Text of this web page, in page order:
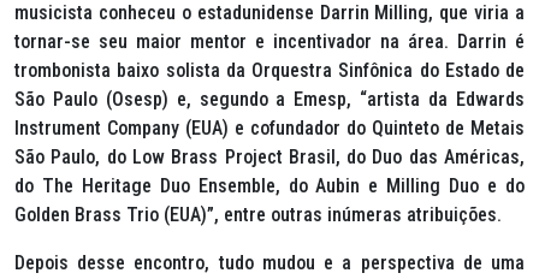
musicista conheceu o estadunidense Darrin Milling, que viria a
tornar-se seu maior mentor e incentivador na área. Darrin é
trombonista baixo solista da Orquestra Sinfônica do Estado de
São Paulo (Osesp) e, segundo a Emesp, “artista da Edwards
Instrument Company (EUA) e cofundador do Quinteto de Metais
São Paulo, do Low Brass Project Brasil, do Duo das Américas,
do The Heritage Duo Ensemble, doAubin e Milling Duo e do
Golden Brass Trio (EUA)”, entre outras inúmeras atribuições.
Depois desse encontro, tudo mudou e a perspectiva de uma